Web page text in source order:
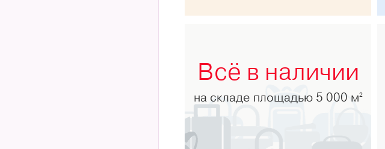
Всё в наличии
на складе площадью 5 000 м2